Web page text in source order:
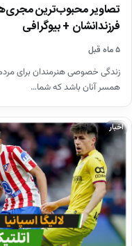
تصاویر محبوب‌ترین
فرزندانشان + بیوگرافی
۵ ماه قبل
زندگی خصوصی هنرمندان برای
همسر آنان باشد که شما…
اخبار